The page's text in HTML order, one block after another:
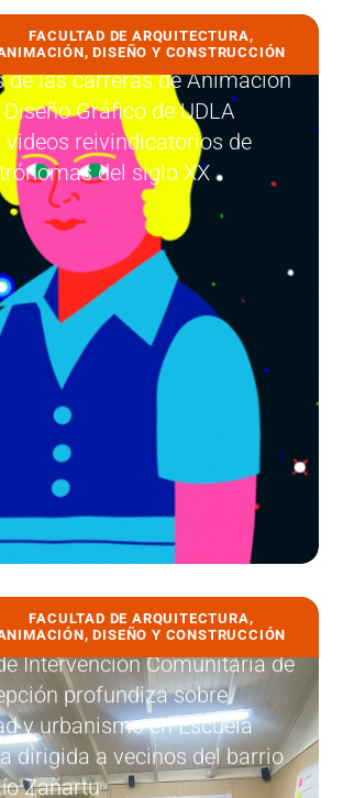
FACULTAD DE ARQUITECTURA,
DISEÑO Y CONSTRUCCIÓN
de las carreras de Animación
Gráfico de UDLA
videos reivindicatorios de
del siglo XX
FACULTAD DE ARQUITECTURA,
DISEÑO Y CONSTRUCCIÓN
Intervención Comunitaria de
profundiza sobre
y urbanismo en Escuela
dirigida a vecinos del barrio
Zañartu